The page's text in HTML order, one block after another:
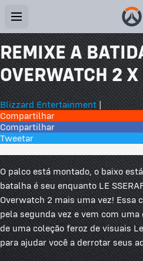
REMIXE A
OVERWATCH 2
Blizzard Entertainment|
Compartilhar
Compartilhar
Tweetar
O palco está montado, o baixo
batalha é seu enquanto LE
Overwatch 2 mais uma vez! Essa
pela segunda vez e vem com
de uma coleção feroz de visuais
para ajudar você a derrotar seus